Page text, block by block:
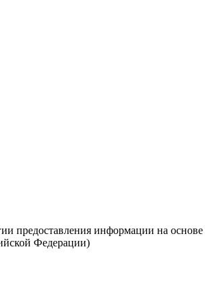
предоставления информации на основе
Федерации)